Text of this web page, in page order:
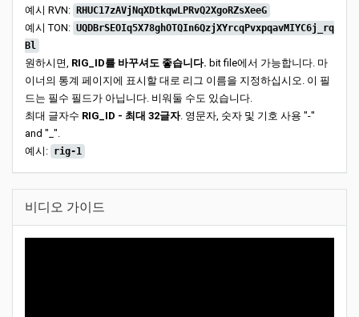
예시 RVN: RHUC17zAVjNqXDtkqwLPRvQ2XgoRZsXeeG
예시 TON: UQDBrSEOIq5X78ghOTQIn6QzjXYrcqPvxpqavMIYC6j_rq
Bl
원하시면, RIG_ID를 바꾸셔도 좋습니다. bit file에서 가능합니다. 마
이너의 통계 페이지에 표시할 대로 리그 이름을 지정하십시오. 이 필
드는 필수 필드가 아닙니다. 비워둘 수도 있습니다.
최대 글자수 RIG_ID - 최대 32글자. 영문자, 숫자 및 기호 사용 "-"
and "_".
예시: rig-1
비디오 가이드